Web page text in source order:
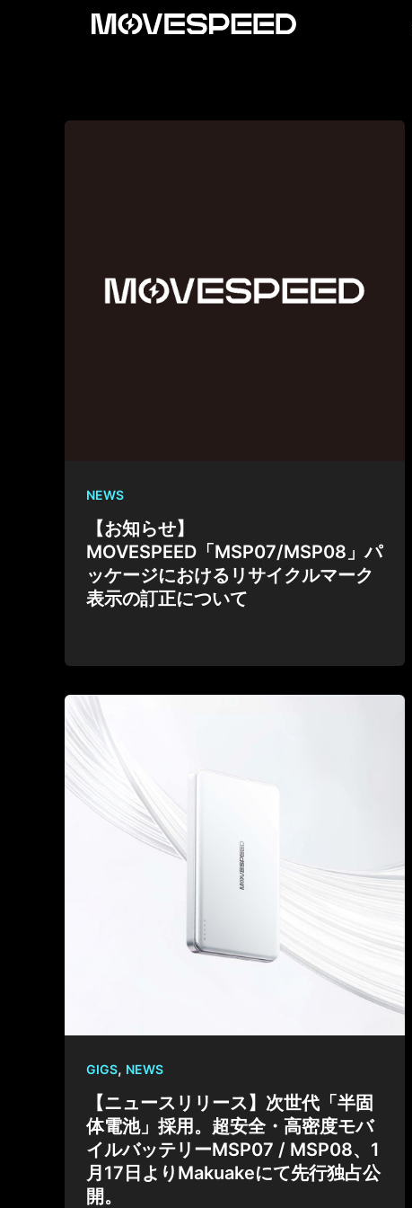
NEWS
【お知らせ】
MOVESPEED「MSP07/MSP08」パ
ッケージにおけるリサイクルマーク
表示の訂正について
GIGS, NEWS
【ニュースリリース】次世代「半固
体電池」採用。超安全・高密度モバ
イルバッテリーMSP07 / MSP08、1
月17日よりMakuakeにて先行独占公
開。